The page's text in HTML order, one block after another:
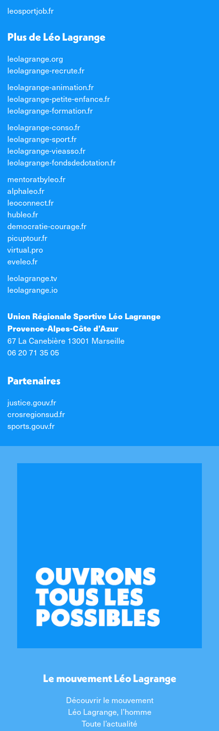
leosportjob.fr
Plus de Léo Lagrange
leolagrange.org
leolagrange-recrute.fr
leolagrange-animation.fr
leolagrange-petite-enfance.fr
leolagrange-formation.fr
leolagrange-conso.fr
leolagrange-sport.fr
leolagrange-vieasso.fr
leolagrange-fondsdedotation.fr
mentoratbyleo.fr
alphaleo.fr
leoconnect.fr
hubleo.fr
democratie-courage.fr
picuptour.fr
virtual.pro
eveleo.fr
leolagrange.tv
leolagrange.io
Union Régionale Sportive Léo Lagrange
Provence-Alpes-Côte d’Azur
67 La Canebière 13001 Marseille
06 20 71 35 05
Partenaires
justice.gouv.fr
crosregionsud.fr
sports.gouv.fr
Le mouvement Léo Lagrange
Découvrir le mouvement
Léo Lagrange, l’homme
Toute l’actualité